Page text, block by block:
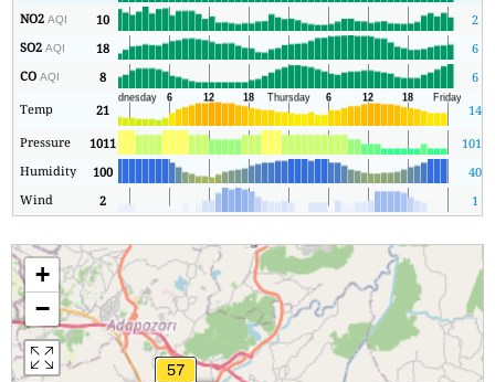
NO2AQI 10
2
SO2AQI 18
6
COAQI 8
6
Temp
21
14
Pressure
1011 1011
Humidity
100 40
Wind
2 1
+
−